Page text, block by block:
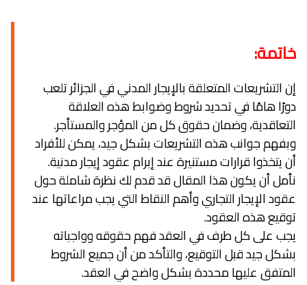
خاتمة:
إن التشريعات المتعلقة بالإيجار المدني في الجزائر تلعب
دورًا هامًا في تحديد شروط وضوابط هذه العلاقة
التعاقدية، وضمان حقوق كل من المؤجر والمستأجر.
وبفهم جوانب هذه التشريعات بشكل جيد، يمكن للأفراد
أن يتخذوا قرارات مستنيرة عند إبرام عقود إيجار مدنية.
نأمل أن يكون هذا المقال قد قدم لك نظرة شاملة حول
عقود الإيجار التجاري وأهم النقاط التي يجب مراعاتها عند
توقيع هذه العقود.
يجب على كل طرف في العقد فهم حقوقه وواجباته
بشكل جيد قبل التوقيع، والتأكد من أن جميع الشروط
المتفق عليها محددة بشكل واضح في العقد.